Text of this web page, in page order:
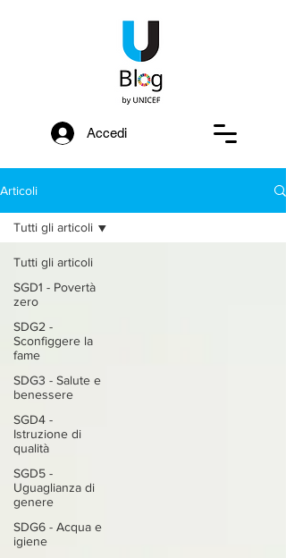
Accedi
Articoli
Tutti gli articoli
SGD1 - Povertà
zero
SDG2 -
Sconfiggere la
fame
SDG3 - Salute e
benessere
SGD4 -
Istruzione di
qualità
SGD5 -
Uguaglianza di
genere
SDG6 - Acqua e
igiene
Tutti gli articoli